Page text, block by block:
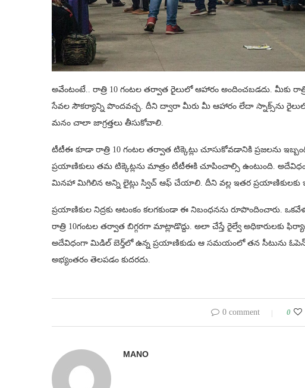
అవేంటంటే.. రాత్రి 10 గంటల తర్వాత రైలులో ఆహారం అందించబడదు. మీకు
సేవల సౌకర్యాన్ని పొందవచ్చ. దీని ద్వారా మీరు మీ ఆహారం లేదా స్నాక్స్‌ను
మనం చాలా జాగ్రత్తలు తీసుకోవాలి.
టీటీఈ కూడా రాత్రి 10 గంటల తర్వాత టిక్కెట్లు చూసుకోవడానికి ప్రజలను
ప్రయాణికులు తమ టిక్కెట్లను మాత్రం టీటీఈకి చూపించాల్సి ఉంటుంది.
మినహా మిగిలిన అన్ని లైట్లు స్విచ్ ఆఫ్ చేయాలి. దీని వల్ల ఇతర ప్రయాణికులకు
ప్రయాణికుల నిద్రకు ఆటంకం కలగకుండా ఈ నిబంధనను రూపొందించారు.
రాత్రి 10గంటల తర్వాత బిగ్గరగా మాట్లాడొద్దు. అలా చేస్తే రైల్వే అధికారులకు
అదేవిధంగా మిడిల్ బెర్త్‌లో ఉన్న ప్రయాణికుడు ఆ సమయంలో తన సీటును ఓపెన్
అభ్యంతరం తెలపడం కుదరదు.
0 comment 0
MANO